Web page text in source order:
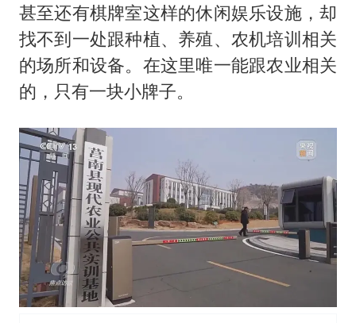
甚至还有棋牌室这样的休闲娱乐设施，却
找不到一处跟种植、养殖、农机培训相关
的场所和设备。在这里唯一能跟农业相关
的，只有一块小牌子。